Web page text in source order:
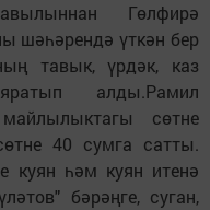
Гөлфирә
шәһәрендә үткән бер
тавык, үрдәк, каз
алды.Рамил
сөтне
40 сумга сатты.
куян һәм куян итенә
бәрәңге, суган,